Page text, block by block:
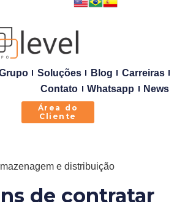
Soluções Blog
Carreiras
Contato
Whatsapp News
Área do
Cliente
de contratar